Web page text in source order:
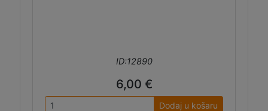
ID:12890
6,00 €
Dodaj u košaru